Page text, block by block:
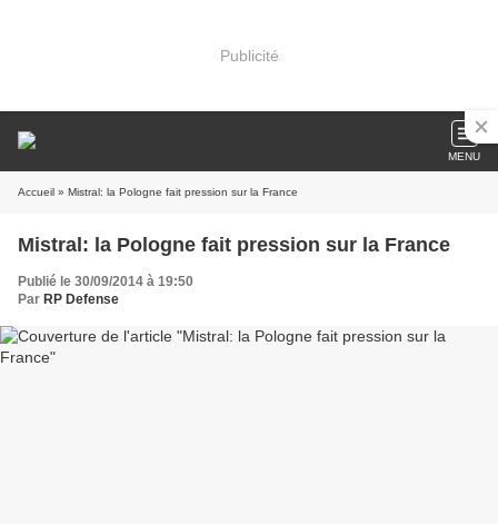
Publicité
MENU
Accueil » Mistral: la Pologne fait pression sur la France
Mistral: la Pologne fait pression sur la France
Publié le 30/09/2014 à 19:50
Par RP Defense